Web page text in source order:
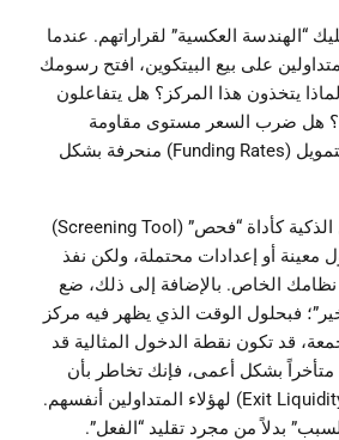
“الهندسة العكسية” لقراراتهم. عندما
على بيع البيتكوين، افتح رسومك
يتخذون هذا المركز؟ هل يتفاعلون
هل ضرب السعر مستوى مقاومة
رئيسي؟ هل معدلات التمويل (Funding Rates) منحرفة بشكل
استخدم بيانات الأموال الذكية كأداة “فحص” (Screening Tool)
معينة أو إعدادات محتملة، ولكن نفذ
نظامك الخاص. بالإضافة إلى ذلك، ضع
فبحلول الوقت الذي يظهر فيه مركز
قد تكون نقطة الدخول المثالية قد
بشكل أعمى، فإنك تخاطر بأن
تصبح “سيولة خروج” (Exit Liquidity) لهؤلاء المتداولين أنفسهم.
بدلاً من مجرد تقليد “الفعل”.